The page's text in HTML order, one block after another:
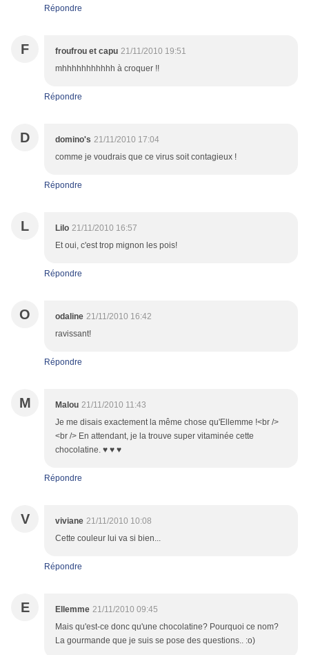
Répondre
F froufrou et capu 21/11/2010 19:51
mhhhhhhhhhhh à croquer !!
Répondre
D domino's 21/11/2010 17:04
comme je voudrais que ce virus soit contagieux !
Répondre
L Lilo 21/11/2010 16:57
Et oui, c'est trop mignon les pois!
Répondre
O odaline 21/11/2010 16:42
ravissant!
Répondre
M Malou 21/11/2010 11:43
Je me disais exactement la même chose qu'Ellemme !<br />
<br /> En attendant, je la trouve super vitaminée cette
chocolatine. ♥ ♥ ♥
Répondre
V viviane 21/11/2010 10:08
Cette couleur lui va si bien...
Répondre
E Ellemme 21/11/2010 09:45
Mais qu'est-ce donc qu'une chocolatine? Pourquoi ce nom?
La gourmande que je suis se pose des questions.. :o)